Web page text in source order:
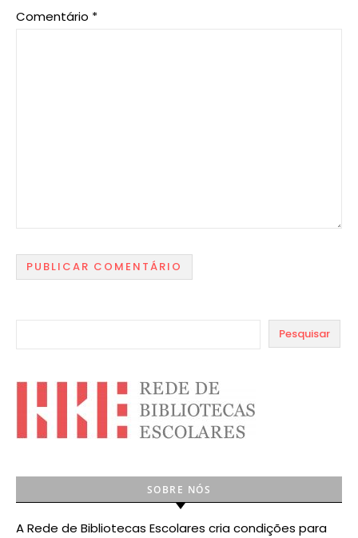
Comentário *
Pesquisar
SOBRE NÓS
A Rede de Bibliotecas Escolares cria condições para